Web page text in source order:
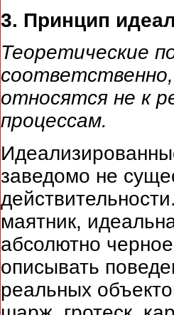
3. Принцип
Теоретические
соответственно,
относятся не к
процессам.
заведомо не
маятник,
абсолютно
описывать
реальных